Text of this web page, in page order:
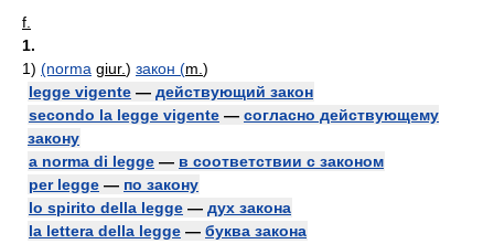
f.
1.
1) (norma giur.) закон (m. )
legge vigente — действующий закон
secondo la legge vigente — согласно действующему
закону
a norma di legge — в соответствии с законом
per legge — по закону
lo spirito della legge — дух закона
la lettera della legge — буква закона